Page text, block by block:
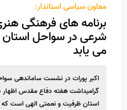
معاون سیاسی استاندار:
برنامه های فرهنگی
شرعی در سواحل
می یابد
اکبر پورات در نشست ساماندهی
گرامیداشت هفته دفاع مقدس
استان ظرفیت و نعمتی الهی است